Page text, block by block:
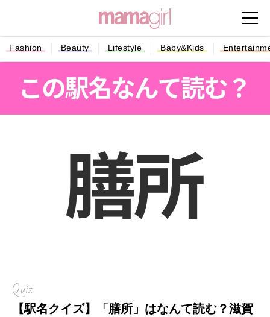
Fashion Beauty Lifestyle Baby&Kids
Quiz
【駅名クイズ】「膳所」はなんて読む？滋賀